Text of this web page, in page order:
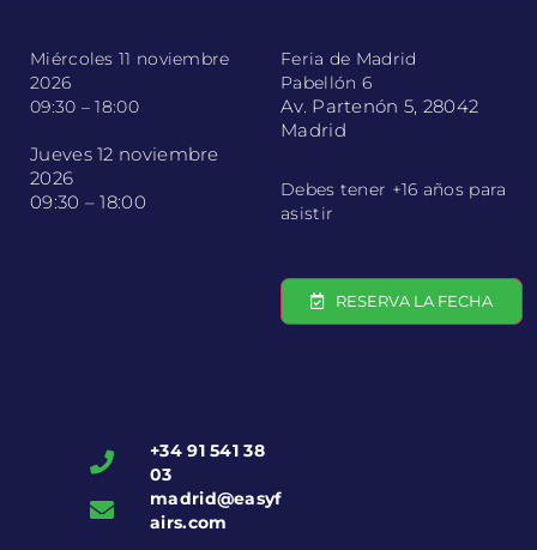
Miércoles 11 noviembre
2026
09:30 – 18:00
Jueves 12 noviembre
2026
09:30 – 18:00
Feria de Madrid
Pabellón 6
Av. Partenón 5, 28042
Madrid
Debes tener +16 años para
asistir
RESERVA LA FECHA
+34 91 541 38
03
madrid@easyf
airs.com